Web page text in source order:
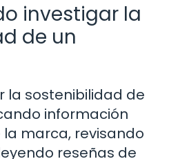
investigar la
de un
la sostenibilidad de
información
la marca, revisando
reseñas de